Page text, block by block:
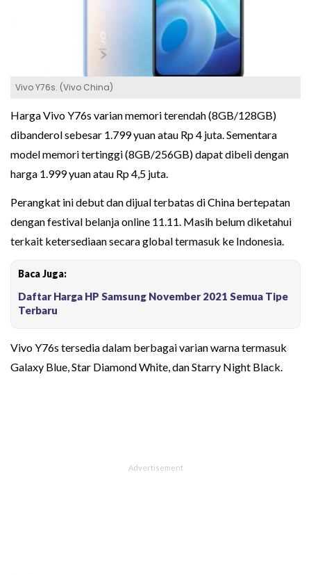
Vivo Y76s. (Vivo China)
Harga Vivo Y76s varian memori terendah (8GB/128GB)
dibanderol sebesar 1.799 yuan atau Rp 4 juta. Sementara
model memori tertinggi (8GB/256GB) dapat dibeli dengan
harga 1.999 yuan atau Rp 4,5 juta.
Perangkat ini debut dan dijual terbatas di China bertepatan
dengan festival belanja online 11.11. Masih belum diketahui
terkait ketersediaan secara global termasuk ke Indonesia.
Baca Juga:
Daftar Harga HP Samsung November 2021 Semua Tipe
Terbaru
Vivo Y76s tersedia dalam berbagai varian warna termasuk
Galaxy Blue, Star Diamond White, dan Starry Night Black.